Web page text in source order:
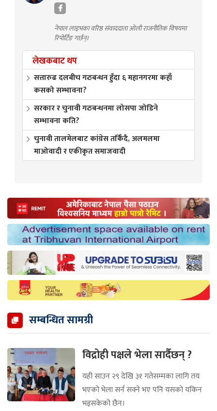
नेपाल लाइभका वरिष्ठ संवाददाता ओली राजनीतिक विषयमा
रिपोर्टिङ गर्छन्।
लेखकबाट थप
सत्तारुढ दलबीच गठबन्धन हुँदा ६ महानगरमा कहाँ
कसको सम्भावना?
सरकार र चुनावी गठबन्धनमा लोसपा जोडिने
सम्भावना कति?
चुनावी तालमेलबाट कांग्रेस तर्किँदै, अलमलमा
माओवादी र एकीकृत समाजवादी
सम्बन्धित सामग्री
विद्रोही पक्षले भेला सार्दैछन् ?
यही साउन २९ देखि ३१ गतेसम्मका लागि तय
भएको भेला सर्न सक्ने भए पनि यसको यकिन
भइसकेको छैन।